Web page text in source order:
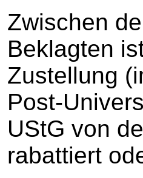
Zwischen
Beklagten
Zustellung
Post-
UStG von
rabattiert